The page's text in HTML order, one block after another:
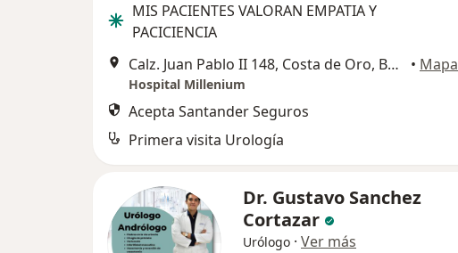
MIS PACIENTES VALORAN EMPATIA Y
PACICIENCIA
Calz. Juan Pablo II 148, Costa de Oro, Boca del Rio
• Mapa
Hospital Millenium
Acepta Santander Seguros
Primera visita Urología
Dr. Gustavo Sanchez
Cortazar
Urólogo · Ver más